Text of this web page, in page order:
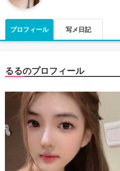
プロフィール 写メ日記
るるのプロフィール